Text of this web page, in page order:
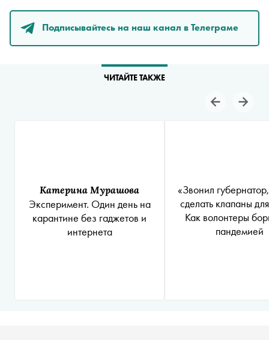
Подписывайтесь на наш канал в Телеграме
ЧИТАЙТЕ ТАКЖЕ
Катерина Мурашова
Эксперимент. Один день на
карантине без гаджетов и
интернета
«Звонил
сделать клапаны
Как волонтеры
пандемией